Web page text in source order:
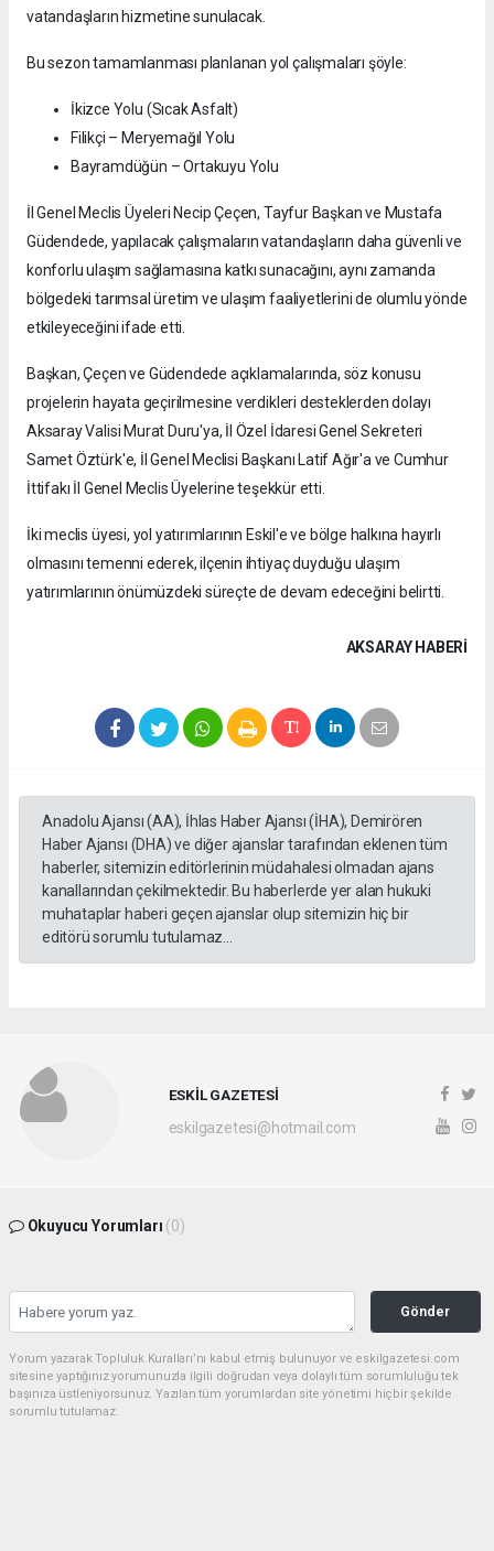
vatandaşların hizmetine sunulacak.
Bu sezon tamamlanması planlanan yol çalışmaları şöyle:
İkizce Yolu (Sıcak Asfalt)
Filikçi – Meryemağıl Yolu
Bayramdüğün – Ortakuyu Yolu
İl Genel Meclis Üyeleri Necip Çeçen, Tayfur Başkan ve Mustafa
Güdendede, yapılacak çalışmaların vatandaşların daha güvenli ve
konforlu ulaşım sağlamasına katkı sunacağını, aynı zamanda
bölgedeki tarımsal üretim ve ulaşım faaliyetlerini de olumlu yönde
etkileyeceğini ifade etti.
Başkan, Çeçen ve Güdendede açıklamalarında, söz konusu
projelerin hayata geçirilmesine verdikleri desteklerden dolayı
Aksaray Valisi Murat Duru'ya, İl Özel İdaresi Genel Sekreteri
Samet Öztürk'e, İl Genel Meclisi Başkanı Latif Ağır'a ve Cumhur
İttifakı İl Genel Meclis Üyelerine teşekkür etti.
İki meclis üyesi, yol yatırımlarının Eskil'e ve bölge halkına hayırlı
olmasını temenni ederek, ilçenin ihtiyaç duyduğu ulaşım
yatırımlarının önümüzdeki süreçte de devam edeceğini belirtti.
AKSARAY HABERİ
Anadolu Ajansı (AA), İhlas Haber Ajansı (İHA), Demirören
Haber Ajansı (DHA) ve diğer ajanslar tarafından eklenen tüm
haberler, sitemizin editörlerinin müdahalesi olmadan ajans
kanallarından çekilmektedir. Bu haberlerde yer alan hukuki
muhataplar haberi geçen ajanslar olup sitemizin hiç bir
editörü sorumlu tutulamaz...
ESKİL GAZETESİ
eskilgazetesi@hotmail.com
Okuyucu Yorumları (0)
Gönder
Yorum yazarak Topluluk Kuralları’nı kabul etmiş bulunuyor ve eskilgazetesi.com
sitesine yaptığınız yorumunuzla ilgili doğrudan veya dolaylı tüm sorumluluğu tek
başınıza üstleniyorsunuz. Yazılan tüm yorumlardan site yönetimi hiçbir şekilde
sorumlu tutulamaz.